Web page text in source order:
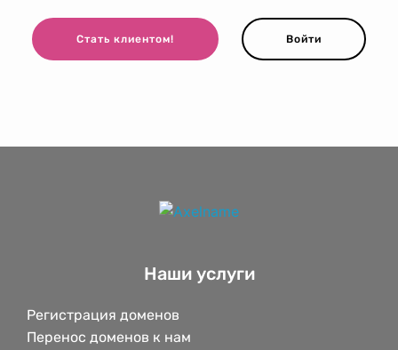
Стать клиентом! Войти
Наши услуги
Регистрация доменов
Перенос доменов к нам